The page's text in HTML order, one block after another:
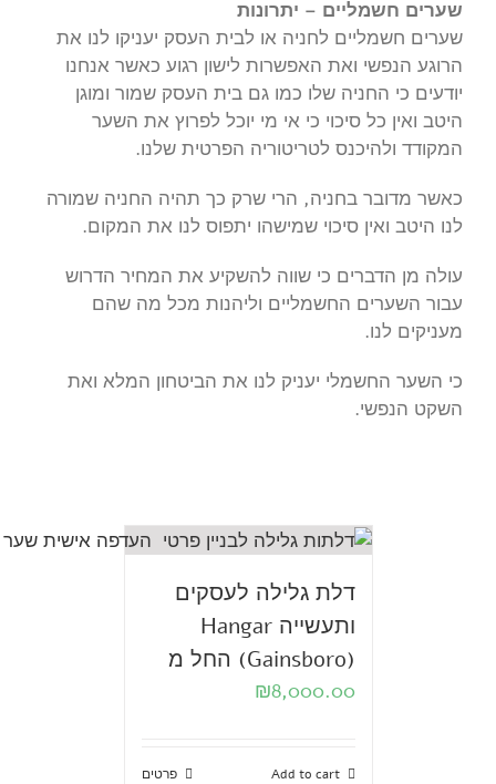
שערים חשמליים – יתרונות
שערים חשמליים לחניה או לבית העסק יעניקו לנו את
הרוגע הנפשי ואת האפשרות לישון רגוע כאשר אנחנו
יודעים כי החניה שלו כמו גם בית העסק שמור ומוגן
היטב ואין כל סיכוי כי אי מי יוכל לפרוץ את השער
המקודד ולהיכנס לטריטוריה הפרטית שלנו.
כאשר מדובר בחניה, הרי שרק כך תהיה החניה שמורה
לנו היטב ואין סיכוי שמישהו יתפוס לנו את המקום.
עולה מן הדברים כי שווה להשקיע את המחיר הדרוש
עבור השערים החשמליים וליהנות מכל מה שהם
מעניקים לנו.
כי השער החשמלי יעניק לנו את הביטחון המלא ואת
השקט הנפשי.
דלת גלילה לעסקים
ותעשייה Hangar
(Gainsboro) החל מ
₪8,000.00
Add to cart פרטים